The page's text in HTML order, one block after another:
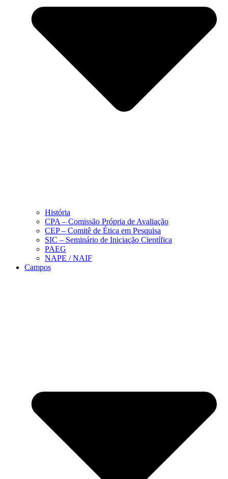
História
CPA – Comissão Própria de Avaliação
CEP – Comitê de Ética em Pesquisa
SIC – Seminário de Iniciação Científica
PAEG
NAPE / NAIF
Campos